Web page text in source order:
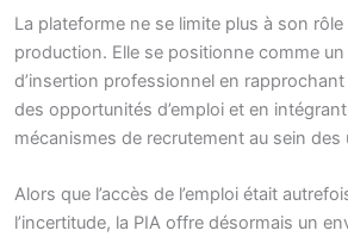
La plateforme ne se limite plus à son
production. Elle se positionne comme
d’insertion professionnel en
des opportunités d’emploi et en
mécanismes de recrutement au sein des
Alors que l’accès de l’emploi était
l’incertitude, la PIA offre désormais un